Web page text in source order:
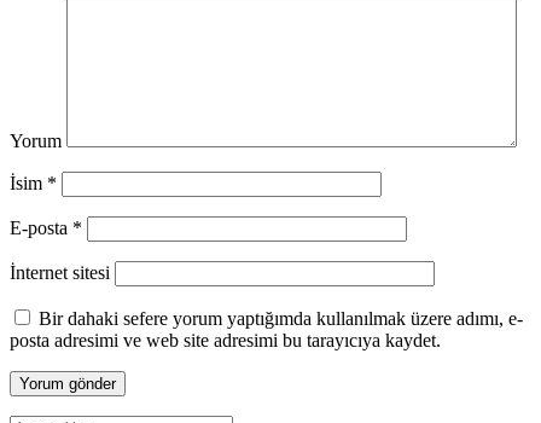
Yorum
İsim *
E-posta *
İnternet sitesi
Bir dahaki sefere yorum yaptığımda kullanılmak üzere adımı, e-
posta adresimi ve web site adresimi bu tarayıcıya kaydet.